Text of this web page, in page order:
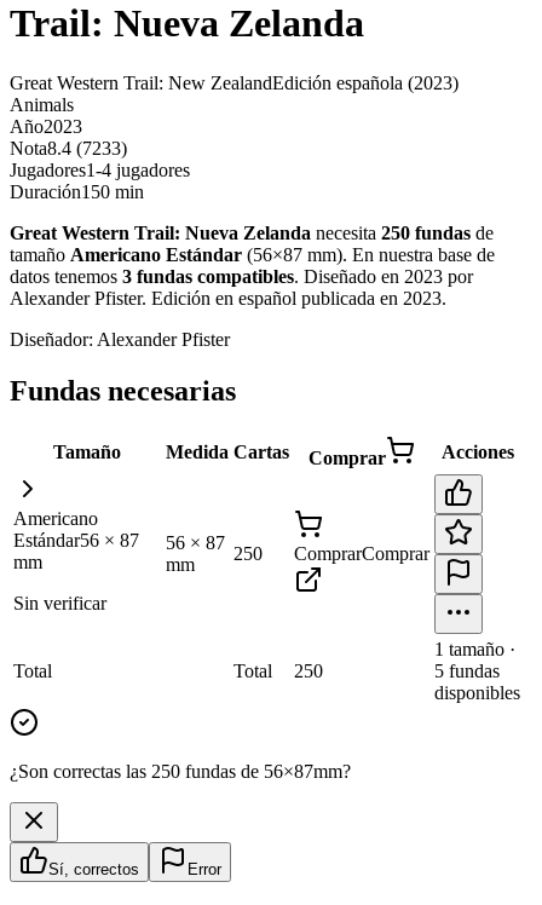
Trail: Nueva Zelanda
Great Western Trail: New ZealandEdición española (2023)
Animals
Año2023
Nota8.4 (7233)
Jugadores1-4 jugadores
Duración150 min
Great Western Trail: Nueva Zelanda necesita 250 fundas de
tamaño Americano Estándar (56×87 mm). En nuestra base de
datos tenemos 3 fundas compatibles. Diseñado en 2023 por
Alexander Pfister. Edición en español publicada en 2023.
Diseñador: Alexander Pfister
Fundas necesarias
Tamaño Medida Cartas Comprar Acciones
Americano
Estándar56 × 87
mm
Sin verificar
56 × 87
mm
250 ComprarComprar
Total Total 250
1 tamaño ·
5 fundas
disponibles
¿Son correctas las 250 fundas de 56×87mm?
Sí, correctos Error